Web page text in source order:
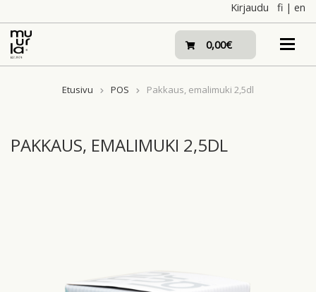
to
content
Kirjaudu fi | en
0,00€
Etusivu POS Pakkaus, emalimuki 2,5dl
PAKKAUS, EMALIMUKI 2,5DL